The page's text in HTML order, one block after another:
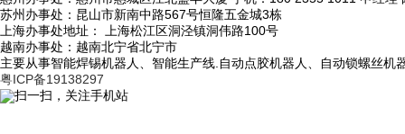
苏州办事处：昆山市新南中路567号恒隆五金城3栋
上海办事处地址： 上海松江区洞泾镇洞伟路100号
越南办事处：越南北宁省北宁市
主要从事智能焊锡机器人、智能生产线.自动点胶机器人、自动锁螺丝机
粤ICP备19138297
扫一扫，关注手机站